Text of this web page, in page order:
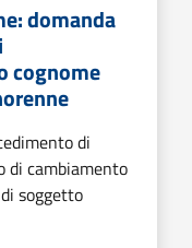
domanda
cognome
di
di cambiamento
soggetto